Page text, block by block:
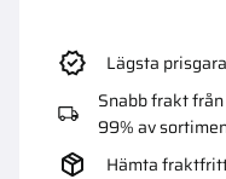
Lägsta
Snabb frakt
99% av
Hämta